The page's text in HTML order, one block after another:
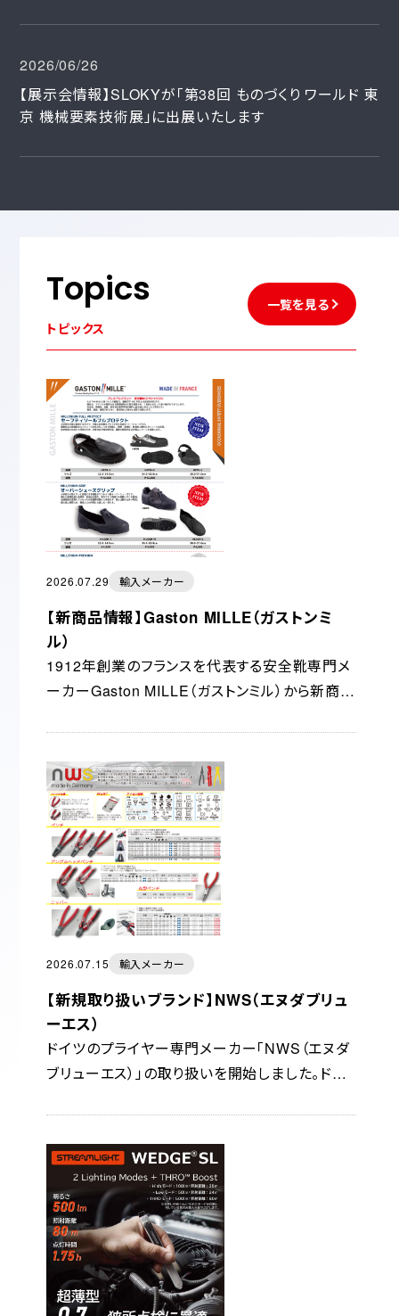
2026/06/26
【展示会情報】SLOKYが「第38回 ものづくり ワールド 東
京 機械要素技術展」に出展いたします
Topics
トピックス
一覧を見る
2026.07.29 輸入メーカー
【新商品情報】Gaston MILLE（ガストンミ
ル）
1912年創業のフランスを代表する安全靴専門メ
ーカーGaston MILLE（ガストンミル）から新商品
ら、踏み抜き防...
2026.07.15 輸入メーカー
【新規取り扱いブランド】NWS（エヌダブリュ
ーエス）
ドイツのプライヤー専門メーカー「NWS（エヌダ
ブリューエス）」の取り扱いを開始しました。ドイ
幅広く支持されていま...